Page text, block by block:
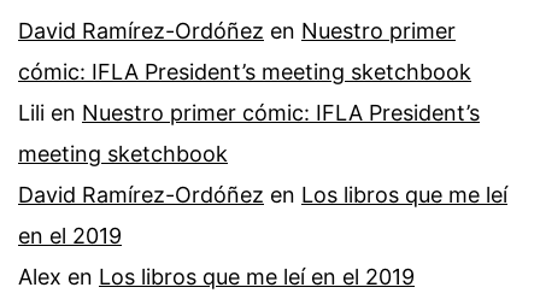
David Ramírez-Ordóñez en Nuestro primer
cómic: IFLA President’s meeting sketchbook
Lili en Nuestro primer cómic: IFLA President’s
meeting sketchbook
David Ramírez-Ordóñez en Los libros que me leí
en el 2019
Alex en Los libros que me leí en el 2019